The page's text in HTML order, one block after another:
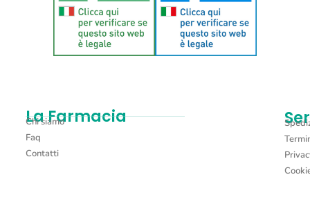
La Farmacia
Chi siamo
Faq
Contatti